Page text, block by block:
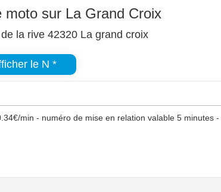
moto sur La Grand Croix
la rive 42320 La grand croix
le N *
min - numéro de mise en relation valable 5 minutes -